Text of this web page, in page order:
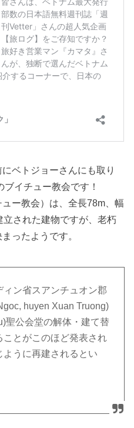
ベトジョーさんにも取り
ブイチュー教会です！
ー教会）は、全長78m、幅
された建物ですが、老朽
ったようです。
ン省スアンチュオン郡
huyen Xuan Truong)
聖公会堂の解体・建て替
ことがこのほど発表され
うに再建されるとい